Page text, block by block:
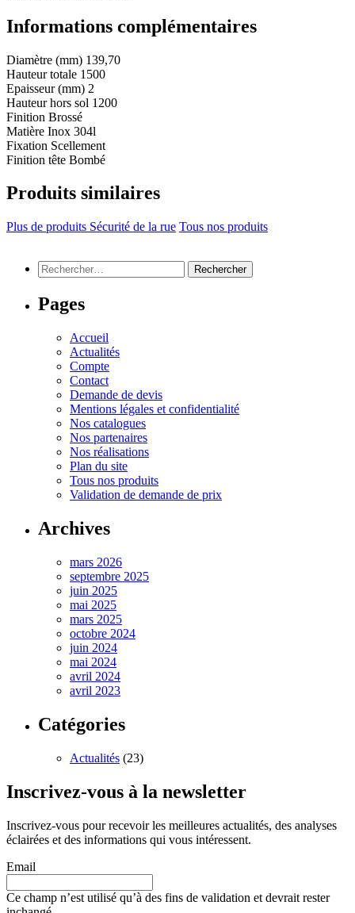
Informations complémentaires
Diamètre (mm) 139,70
Hauteur totale 1500
Epaisseur (mm) 2
Hauteur hors sol 1200
Finition Brossé
Matière Inox 304l
Fixation Scellement
Finition tête Bombé
Produits similaires
Plus de produits Sécurité de la rue Tous nos produits
Rechercher :
Pages
Accueil
Actualités
Compte
Contact
Demande de devis
Mentions légales et confidentialité
Nos catalogues
Nos partenaires
Nos réalisations
Plan du site
Tous nos produits
Validation de demande de prix
Archives
mars 2026
septembre 2025
juin 2025
mai 2025
mars 2025
octobre 2024
juin 2024
mai 2024
avril 2024
avril 2023
Catégories
Actualités (23)
Inscrivez-vous à la newsletter
Inscrivez-vous pour recevoir les meilleures actualités, des analyses
éclairées et des informations qui vous intéressent.
Email
Ce champ n’est utilisé qu’à des fins de validation et devrait rester